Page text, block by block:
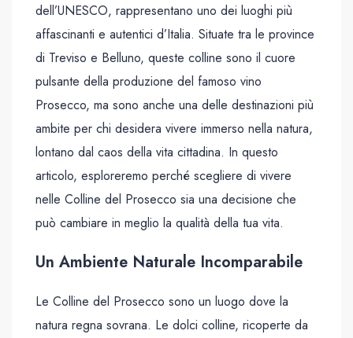
dell’UNESCO, rappresentano uno dei luoghi più
affascinanti e autentici d’Italia. Situate tra le province
di Treviso e Belluno, queste colline sono il cuore
pulsante della produzione del famoso vino
Prosecco, ma sono anche una delle destinazioni più
ambite per chi desidera vivere immerso nella natura,
lontano dal caos della vita cittadina. In questo
articolo, esploreremo perché scegliere di vivere
nelle Colline del Prosecco sia una decisione che
può cambiare in meglio la qualità della tua vita.
Un Ambiente Naturale Incomparabile
Le Colline del Prosecco sono un luogo dove la
natura regna sovrana. Le dolci colline, ricoperte da